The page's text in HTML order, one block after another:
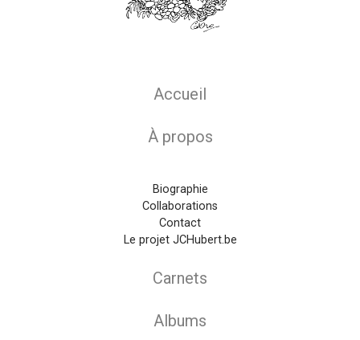
Accueil
À propos
Biographie
Collaborations
Contact
Le projet JCHubert.be
Carnets
Albums